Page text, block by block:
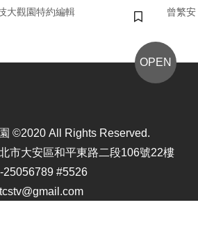
大觀園特約編輯
儲存書籤
力
曾繁安
OPEN
©2020 All Rights Reserved.
市大安區和平東路二段106號22樓
25056789 #5526